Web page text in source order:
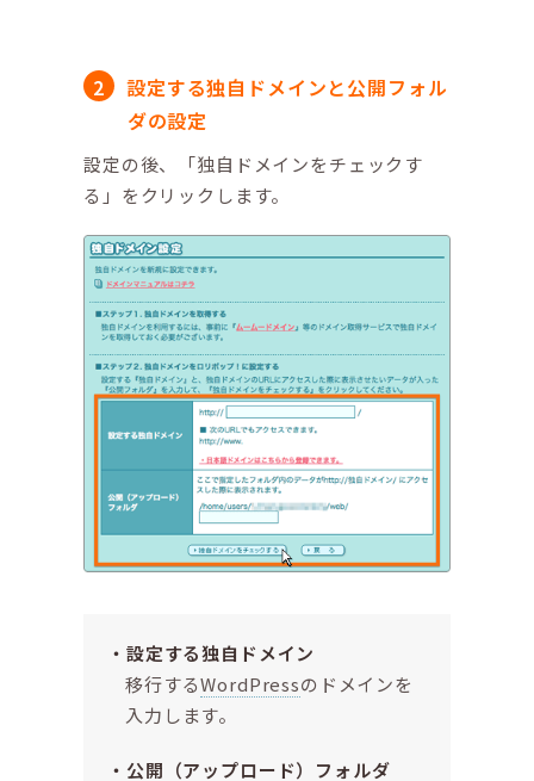
設定する独自ドメインと公開フォル
ダの設定
設定の後、「独自ドメインをチェックす
る」をクリックします。
設定する独自ドメイン
移行するWordPressのドメインを
入力します。
公開（アップロード）フォルダ